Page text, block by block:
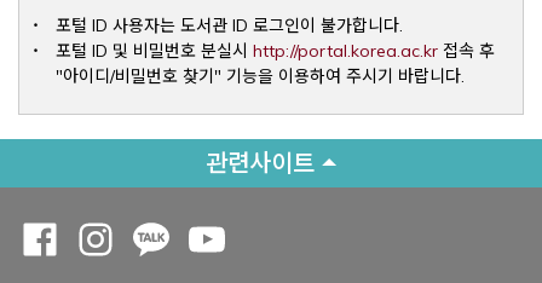
포털 ID 사용자는 도서관 ID 로그인이 불가합니다.
포털 ID 및 비밀번호 분실시 http://portal.korea.ac.krOpens a
접속 후
"아이디/비밀번호 찾기" 기능을 이용하여 주시기 바랍니다.
관련사이트
Opens a new window
Opens a new window
Opens a new window